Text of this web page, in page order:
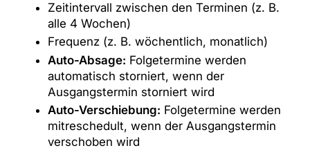
Zeitintervall zwischen den Terminen (z. B.
alle 4 Wochen)
Frequenz (z. B. wöchentlich, monatlich)
Auto-Absage: Folgetermine werden
automatisch storniert, wenn der
Ausgangstermin storniert wird
Auto-Verschiebung: Folgetermine werden
mitreschedult, wenn der Ausgangstermin
verschoben wird